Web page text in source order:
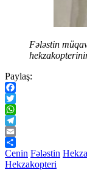
Fələstin
Paylaş:
Facebook
Twitter
WhatsApp
Telegram
Email
Share
Cenin Fələstin
Hekzakopteri